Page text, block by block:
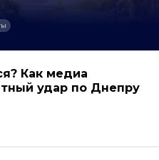
Как медиа
удар по Днепру